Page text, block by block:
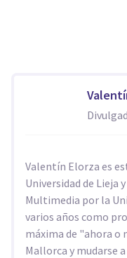
Valentín Elorza es
Universidad de Lieja
Multimedia por la
varios años como
máxima de "ahora o
Mallorca y mudarse